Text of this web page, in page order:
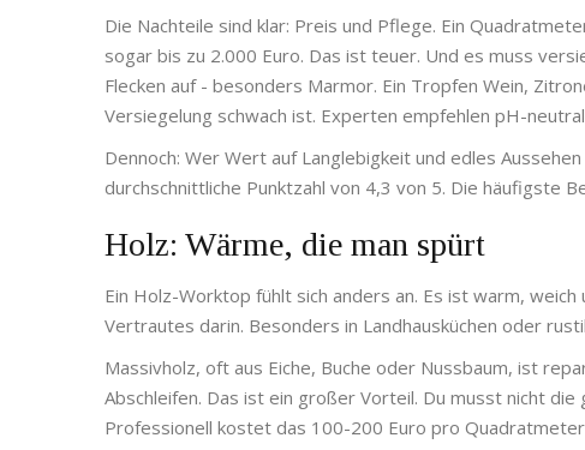
Die Nachteile sind klar: Preis und Pflege. Ein
sogar bis zu 2.000 Euro. Das ist teuer. Und es muss
Flecken auf - besonders Marmor. Ein Tropfen Wein,
Versiegelung schwach ist. Experten empfehlen pH-
Dennoch: Wer Wert auf Langlebigkeit und edles
durchschnittliche Punktzahl von 4,3 von 5. Die häufigste
Holz: Wärme, die man spürt
Ein Holz-Worktop fühlt sich anders an. Es ist warm,
Vertrautes darin. Besonders in Landhausküchen oder
Massivholz, oft aus Eiche, Buche oder Nussbaum, ist
Abschleifen. Das ist ein großer Vorteil. Du musst nicht
Professionell kostet das 100-200 Euro pro